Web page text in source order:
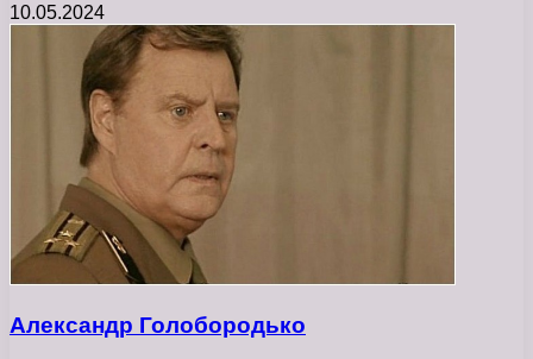
10.05.2024
Александр Голобородько